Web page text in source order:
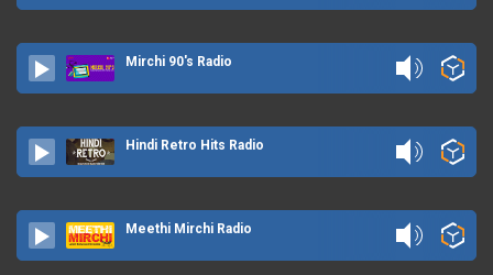
Mirchi 90's Radio
Hindi Retro Hits Radio
Meethi Mirchi Radio